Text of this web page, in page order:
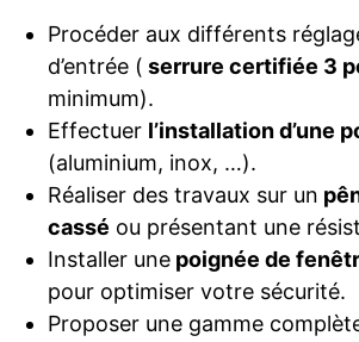
Procéder aux différents
d’entrée ( serrure certifiée 3
minimum).
Effectuer l’installation d’une
(aluminium, inox, …).
Réaliser des travaux sur un
cassé ou présentant une
Installer unepoignée de
pour optimiser votre sécurité.
Proposer une gamme